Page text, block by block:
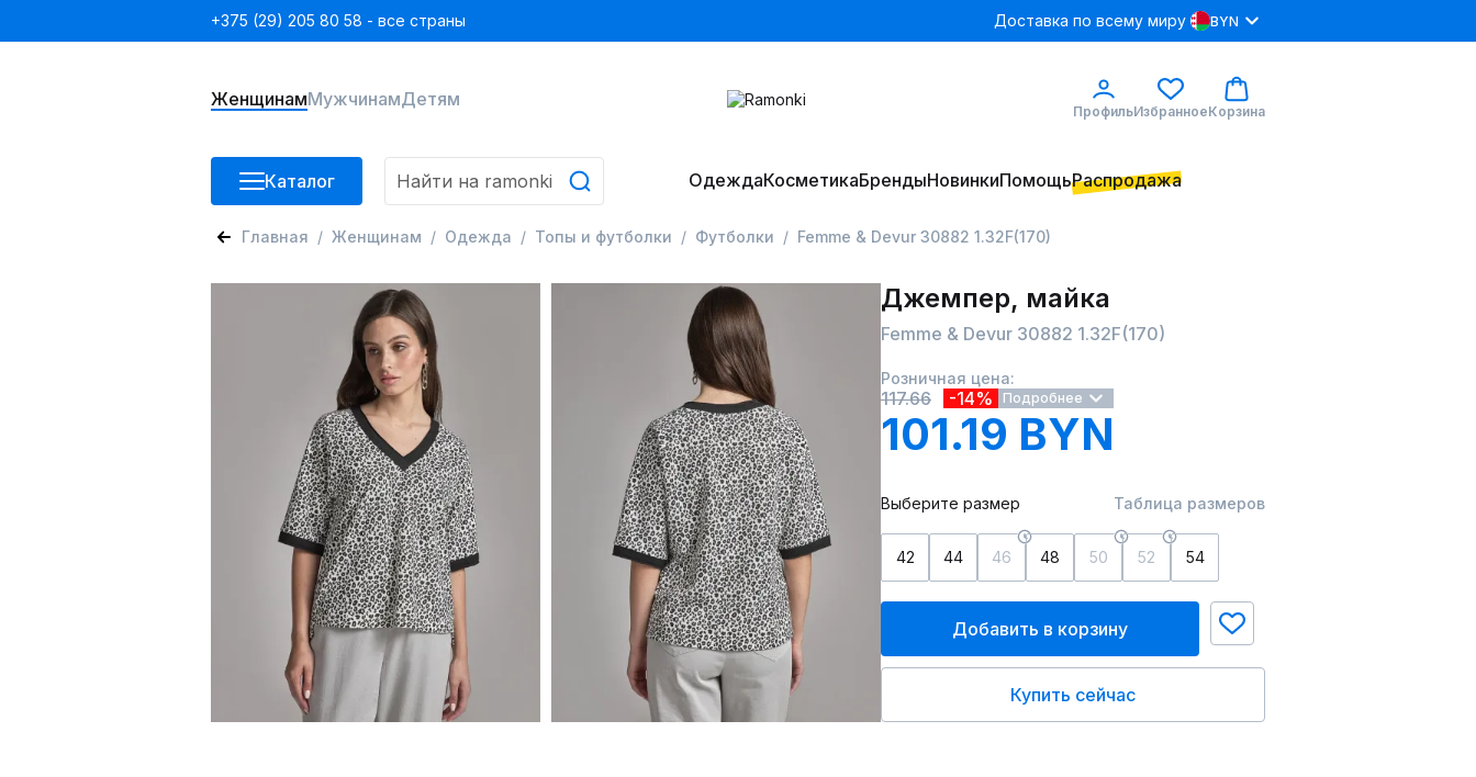
+375 (29) 205 80 58 - все страны Доставка по всему миру BYN
ЖенщинамМужчинамДетям
ПрофильИзбранноеКорзина
Каталог ОдеждаКосметикаБрендыНовинкиПомощьРаспродажа
Главная Женщинам Одежда Топы и футболки Футболки Femme & Devur 30882 1.32F(170)
Джемпер, майка
Femme & Devur 30882 1.32F(170)
Розничная цена:
117.66 -14% Подробнее
101.19 BYN
Выберите размер Таблица размеров
42 44 46 48 50 52 54
Добавить в корзину
Купить сейчас